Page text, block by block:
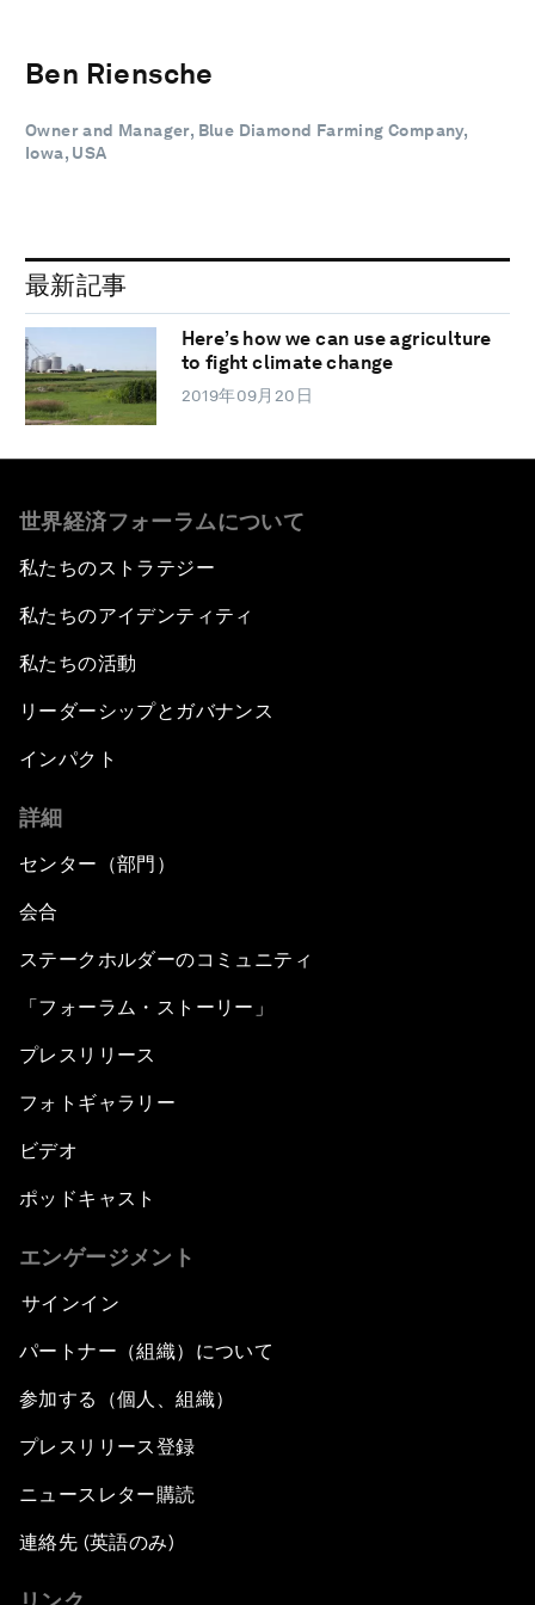
Ben Riensche
Owner and Manager, Blue Diamond Farming Company,
Iowa, USA
最新記事
Here’s how we can use agriculture
to fight climate change
2019年09月20日
世界経済フォーラムについて
私たちのストラテジー
私たちのアイデンティティ
私たちの活動
リーダーシップとガバナンス
インパクト
詳細
センター（部門）
会合
ステークホルダーのコミュニティ
「フォーラム・ストーリー」
プレスリリース
フォトギャラリー
ビデオ
ポッドキャスト
エンゲージメント
サインイン
パートナー（組織）について
参加する（個人、組織）
プレスリリース登録
ニュースレター購読
連絡先 (英語のみ)